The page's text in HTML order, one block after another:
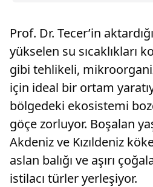
Prof. Dr. Tecer’in
yükselen su sıcaklıkları
gibi tehlikeli,
için ideal bir ortam
bölgedeki ekosistemi
göçe zorluyor. Boşalan
Akdeniz ve Kızıldeniz
aslan balığı ve aşırı
istilacı türler yerleşiyor.